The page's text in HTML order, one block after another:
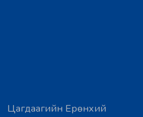
Цагдаагийн Ерөнхий